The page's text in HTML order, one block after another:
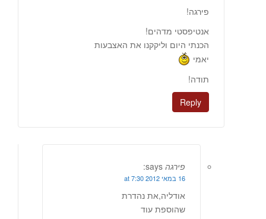
פירגה!
אנטיפסטי מדהים!
הכנתי היום וליקקנו את האצבעות
יאמי
תודה!
Reply
פירגה says:
16 במאי 2012 at 7:30
אודליה,את נהדרת
שהוספת עוד